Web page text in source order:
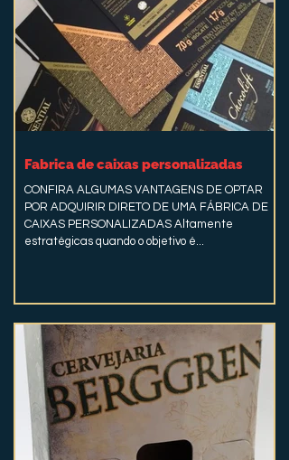
Fabrica de caixas personalizadas
CONFIRA ALGUMAS VANTAGENS DE OPTAR
POR ADQUIRIR DIRETO DE UMA FÁBRICA DE
CAIXAS PERSONALIZADAS Altamente
estratégicas quando o objetivo é...